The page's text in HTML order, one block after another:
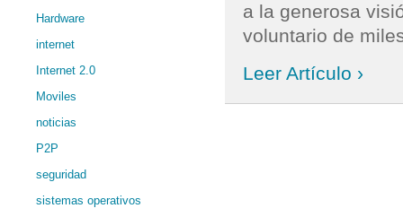
Hardware
internet
Internet 2.0
Moviles
noticias
P2P
seguridad
sistemas operativos
a la generosa
voluntario de
Leer Artículo ›